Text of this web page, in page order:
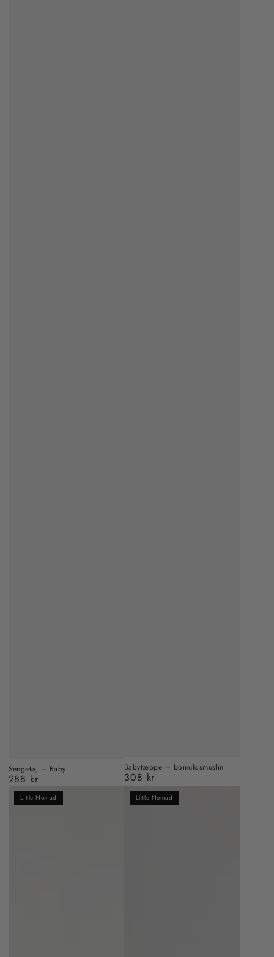
Sengetøj – Baby
Almindelig
pris
288 kr
Babytæppe – bomuldsmuslin
Almindelig
pris
308 kr
Little Nomad Little Nomad